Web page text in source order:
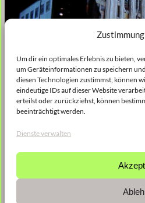
Um dir ein optimales Erlebnis zu bieten,
um Geräteinformationen zu speichern
diesen Technologien zustimmst, können
eindeutige IDs auf dieser Website
erteilst oder zurückziehst, können
beeinträchtigt werden.
Dienste verwalten